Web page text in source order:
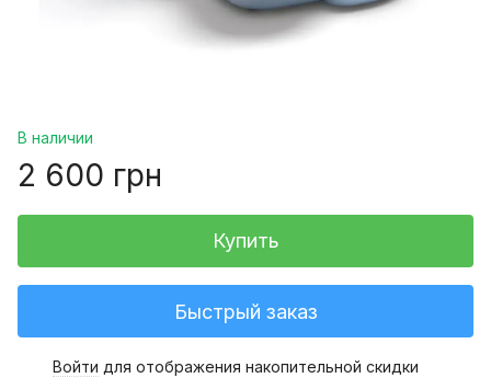
В наличии
2 600 грн
Купить
Быстрый заказ
Войти для отображения накопительной скидки